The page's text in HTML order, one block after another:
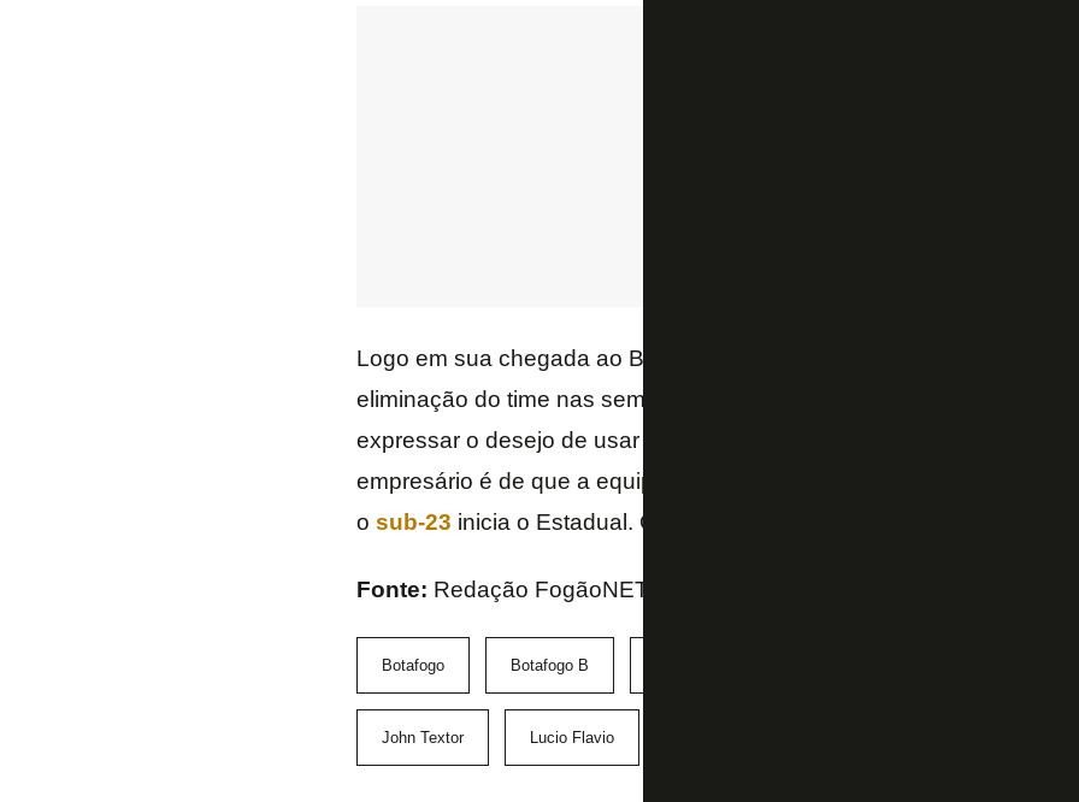
Logo em sua chegada ao Botafogo,
eliminação do time nas semifinais do Estadual diante do Fluminense
expressar o desejo de usar o time B no certame no ano que vem. A
empresário é de que a equipe principal realize uma turnê de pré-
o sub-23 inicia o Estadual. O time de Luís Castro entraria apenas na
Fonte: Redação FogãoNET e GE
Botafogo Botafogo B
John Textor Lucio Flavio